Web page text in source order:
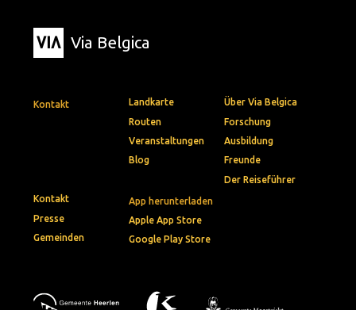
Via Belgica
Kontakt
App herunterladen
Apple App Store
Google Play Store
Landkarte
Routen
Veranstaltungen
Blog
Über Via Belgica
Forschung
Ausbildung
Freunde
Der Reiseführer
Kontakt
Presse
Gemeinden